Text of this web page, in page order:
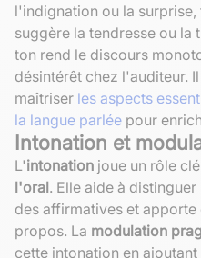
l'indignation ou la
suggère la tendresse ou la
ton rend le discours
désintérêt chez l'auditeur.
maîtriser les aspects
la langue parlée pour
Intonation et
L'intonation joue un rôle
l'oral. Elle aide à
des affirmatives et apporte
propos. La modulation
cette intonation en